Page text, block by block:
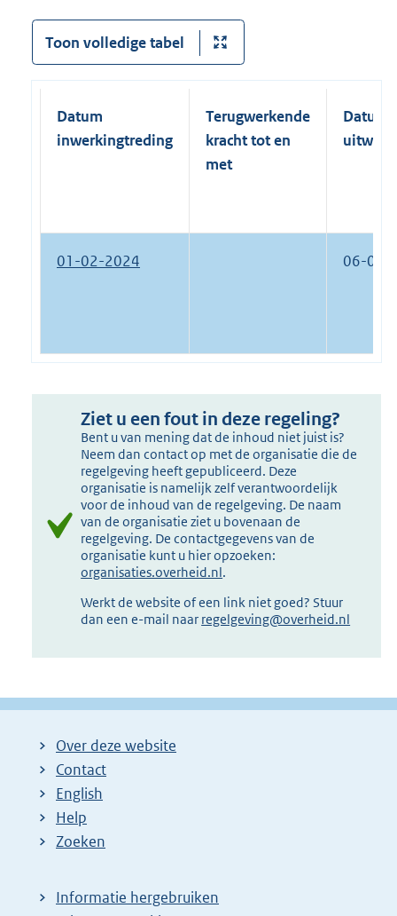
i
n
k
Toon volledige tabel
Datum
inwerkingtreding
Terugwerkende
kracht tot en
met
Datum
01-02-2024 06-04-
Ziet u een fout in deze regeling?
Bent u van mening dat de inhoud niet juist is?
Neem dan contact op met de organisatie die de
regelgeving heeft gepubliceerd. Deze
organisatie is namelijk zelf verantwoordelijk
voor de inhoud van de regelgeving. De naam
van de organisatie ziet u bovenaan de
regelgeving. De contactgegevens van de
organisatie kunt u hier opzoeken:
organisaties.overheid.nl.
Werkt de website of een link niet goed? Stuur
dan een e-mail naar regelgeving@overheid.nl
Over deze website
Contact
English
Help
Zoeken
Informatie hergebruiken